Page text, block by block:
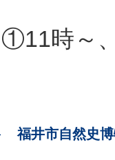
①11時～
福井市自然史